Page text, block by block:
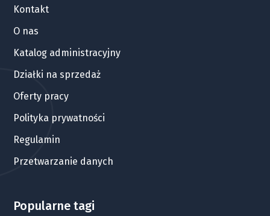
Kontakt
O nas
Katalog administracyjny
Działki na sprzedaż
Oferty pracy
Polityka prywatności
Regulamin
Przetwarzanie danych
Popularne tagi